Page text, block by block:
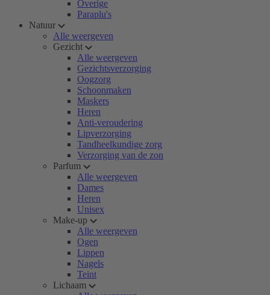
Overige
Paraplu's
Natuur
Alle weergeven
Gezicht
Alle weergeven
Gezichtsverzorging
Oogzorg
Schoonmaken
Maskers
Heren
Anti-veroudering
Lipverzorging
Tandheelkundige zorg
Verzorging van de zon
Parfum
Alle weergeven
Dames
Heren
Unisex
Make-up
Alle weergeven
Ogen
Lippen
Nagels
Teint
Lichaam